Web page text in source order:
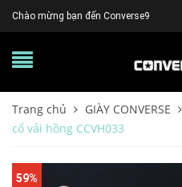
Chào mừng bạn đến Converse9
Trang chủ GIÀY CONVERSE
cổ vải hồng CCVH033
59%